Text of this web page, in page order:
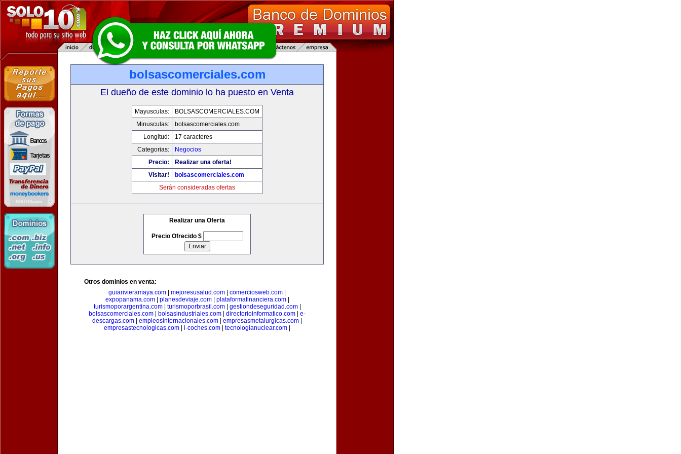
bolsascomerciales.com
El dueño de este dominio lo ha puesto en Venta
Mayusculas:
BOLSASCOMERCIALES.COM
Minusculas:
bolsascomerciales.com
Longitud:
17 caracteres
Categorias:
Negocios
Precio:
Realizar una oferta!
Visitar!
bolsascomerciales.com
Serán consideradas ofertas
Realizar una Oferta
Precio Ofrecido $
Otros dominios en venta:
guiarivieramaya.com
mejoresusalud.com comerciosweb.com
expopanama.com| planesdeviaje.com| plataformafinanciera.com|
turismoporargentina.com| turismoporbrasil.com| gestiondeseguridad.com|
bolsascomerciales.com
bolsasindustriales.com directorioinformatico.com
e-
descargas.com
empleosinternacionales.com empresasmetalurgicas.com
empresastecnologicas.com
i-coches.com tecnologianuclear.com